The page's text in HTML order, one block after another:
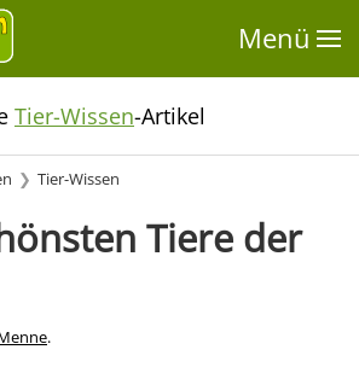
Menü
Tier-Wissen-Artikel
Tier-Wissen
Tiere der
.